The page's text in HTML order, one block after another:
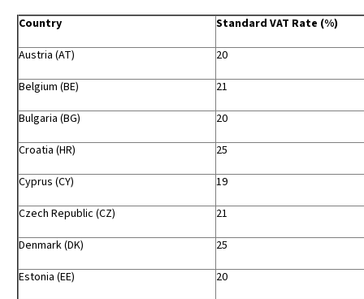
Country
Standard VAT Rate (%)
Austria (AT)
20
Belgium (BE)
21
Bulgaria (BG)
20
Croatia (HR)
25
Cyprus (CY)
19
Czech Republic (CZ)
21
Denmark (DK)
25
Estonia (EE)
20